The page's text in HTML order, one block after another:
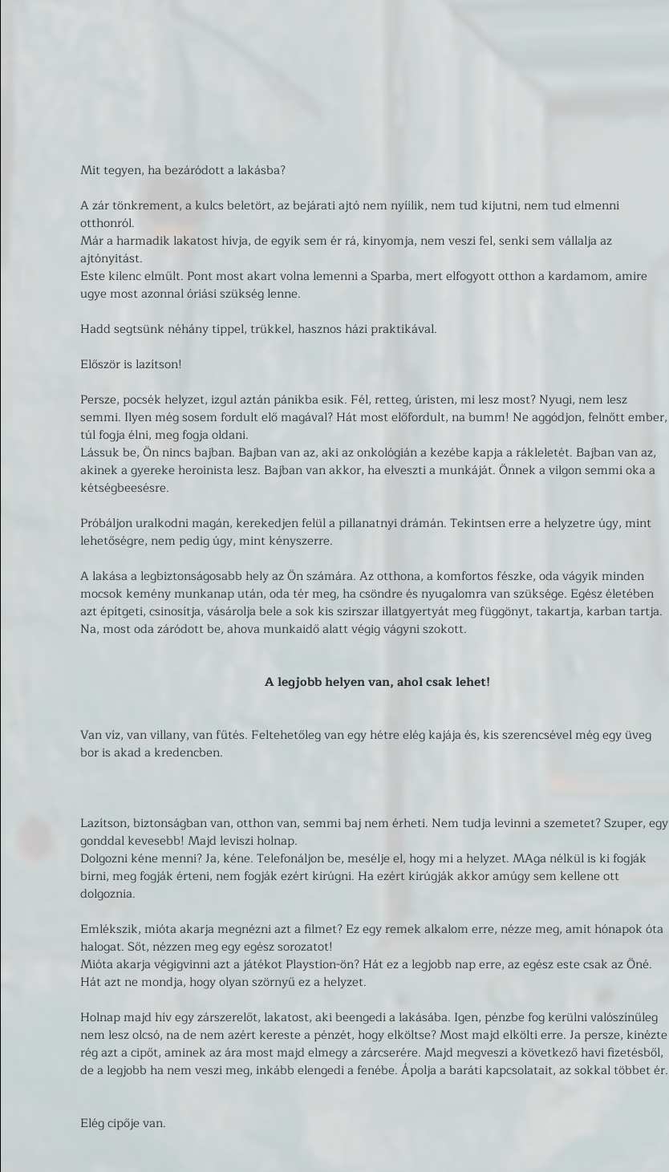
Mit tegyen, ha bezáródott a lakásba?
A zár tönkrement, a kulcs beletört, az bejárati ajtó nem nyíilik, nem tud kijutni, nem tud elmenni
otthonról.
Már a harmadik lakatost hívja, de egyik sem ér rá, kinyomja, nem veszi fel, senki sem vállalja az
ajtónyitást.
Este kilenc elműlt. Pont most akart volna lemenni a Sparba, mert elfogyott otthon a kardamom, amire
ugye most azonnal óriási szükség lenne.
Hadd segtsünk néhány tippel, trükkel, hasznos házi praktikával.
Először is lazítson!
Persze, pocsék helyzet, izgul aztán pánikba esik. Fél, retteg, úristen, mi lesz most? Nyugi, nem lesz
semmi. Ilyen még sosem fordult elő magával? Hát most előfordult, na bumm! Ne aggódjon, felnőtt ember,
túl fogja élni, meg fogja oldani.
Lássuk be, Ön nincs bajban. Bajban van az, aki az onkológián a kezébe kapja a rákleletét. Bajban van az,
akinek a gyereke heroinista lesz. Bajban van akkor, ha elveszti a munkáját. Önnek a vilgon semmi oka a
kétségbeesésre.
Próbáljon uralkodni magán, kerekedjen felül a pillanatnyi drámán. Tekintsen erre a helyzetre úgy, mint
lehetőségre, nem pedig úgy, mint kényszerre.
A lakása a legbiztonságosabb hely az Ön számára. Az otthona, a komfortos fészke, oda vágyik minden
mocsok kemény munkanap után, oda tér meg, ha csöndre és nyugalomra van szüksége. Egész életében
azt építgeti, csinosítja, vásárolja bele a sok kis szirszar illatgyertyát meg függönyt, takartja, karban tartja.
Na, most oda záródott be, ahova munkaidő alatt végig vágyni szokott.
A legjobb helyen van, ahol csak lehet!
Van víz, van villany, van fűtés. Feltehetőleg van egy hétre elég kajája és, kis szerencsével még egy üveg
bor is akad a kredencben.
Lazítson, biztonságban van, otthon van, semmi baj nem érheti. Nem tudja levinni a szemetet? Szuper, egy
gonddal kevesebb! Majd leviszi holnap.
Dolgozni kéne menni? Ja, kéne. Telefonáljon be, mesélje el, hogy mi a helyzet. MAga nélkül is ki fogják
bírni, meg fogják érteni, nem fogják ezért kirúgni. Ha ezért kirúgják akkor amúgy sem kellene ott
dolgoznia.
Emlékszik, mióta akarja megnézni azt a filmet? Ez egy remek alkalom erre, nézze meg, amit hónapok óta
halogat. Sőt, nézzen meg egy egész sorozatot!
Mióta akarja végigvinni azt a játékot Playstion-ön? Hát ez a legjobb nap erre, az egész este csak az Öné.
Hát azt ne mondja, hogy olyan szörnyű ez a helyzet. ​
Holnap majd hív egy zárszerelőt, lakatost, aki beengedi a lakásába. Igen, pénzbe fog kerülni valószínűleg
nem lesz olcsó, na de nem azért kereste a pénzét, hogy elköltse? Most majd elkölti erre. Ja persze, kinézte
rég azt a cipőt, aminek az ára most majd elmegy a zárcserére. Majd megveszi a következő havi fizetésből,
de a legjobb ha nem veszi meg, inkább elengedi a fenébe. Ápolja a baráti kapcsolatait, az sokkal többet ér.
Elég cipője van.